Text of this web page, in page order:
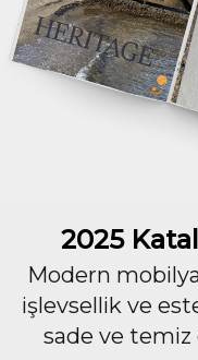
2025
Modern
işlevsellik ve
sade ve